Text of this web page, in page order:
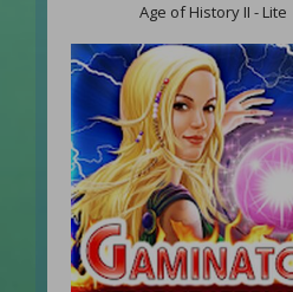
Age of History II - Lite